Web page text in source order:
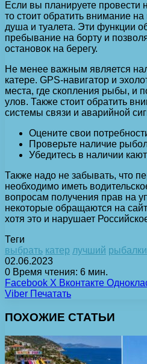
Если вы планируете провести
то стоит обратить внимание
душа и туалета. Эти функции
пребывание на борту и
остановок на берегу.
Не менее важным является
катере. GPS-навигатор и
места, где скопления рыбы, и
улов. Также стоит обратить
системы связи и аварийной
Оцените свои
Проверьте наличие
Убедитесь в наличии
Также надо не забывать, что
необходимо иметь
вопросам получения прав на
некоторые обращаются на сайт
хотя это и нарушает
Теги
выбрать катер лучший рыбалки
02.06.2023
0 Время чтения: 6 мин.
Facebook X Вконтакте
Viber Печатать
ПОХОЖИЕ СТАТЬИ